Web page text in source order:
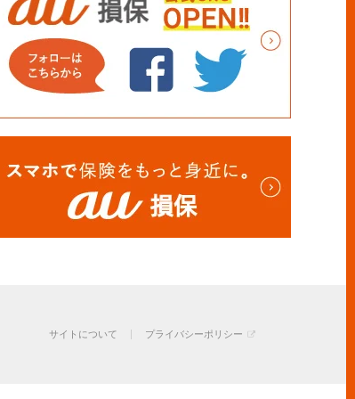
サイトについて プライバシーポリシー